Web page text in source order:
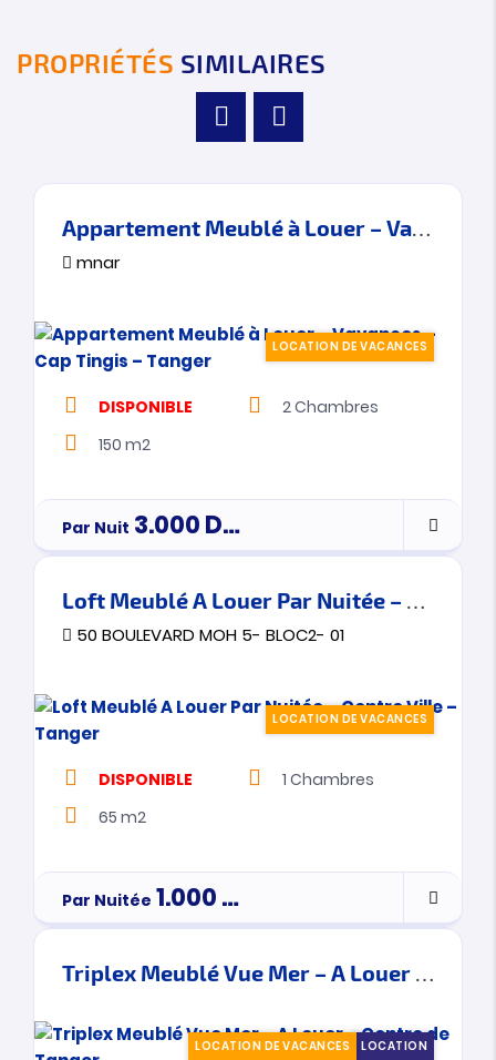
PROPRIÉTÉS SIMILAIRES
Appartement Meublé à Louer – Vavances – Cap Tingis – Tanger
mnar
LOCATION DE VACANCES
DISPONIBLE 2Chambres
150 m2
Par Nuit 3.000Dh
Loft Meublé A Louer Par Nuitée – Centre Ville – Tanger
50 BOULEVARD MOH 5- BLOC2- 01
LOCATION DE VACANCES
DISPONIBLE 1 Chambres
65 m2
Par Nuitée 1.000Dh
Triplex Meublé Vue Mer – A Louer – Centre de Tanger
LOCATION
LOCATION DE VACANCES